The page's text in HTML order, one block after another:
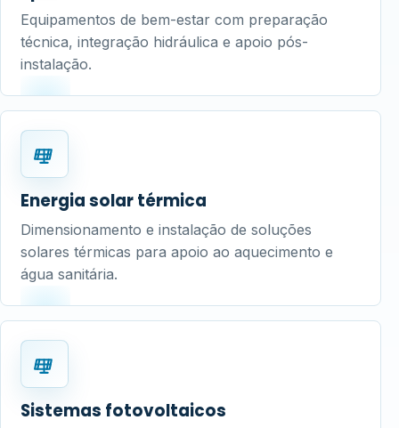
Equipamentos de bem-estar com preparação
técnica, integração hidráulica e apoio pós-
instalação.
Energia solar térmica
Dimensionamento e instalação de soluções
solares térmicas para apoio ao aquecimento e
água sanitária.
Sistemas fotovoltaicos